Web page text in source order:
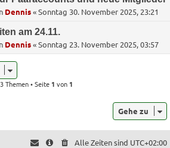
Dennis«Sonntag 30. November 2025, 23:21
am 24.11.
Dennis«Sonntag 23. November 2025, 03:57
3 Themen • Seite 1 von 1
Gehe zu
Alle Zeiten sind UTC+02:00